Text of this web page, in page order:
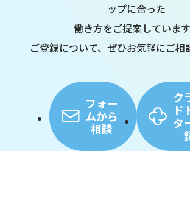
ップに合った
働き方をご提案しています
ご登録について、ぜひお気軽にご相
フォー
ムから
相談
ク
ド
タ